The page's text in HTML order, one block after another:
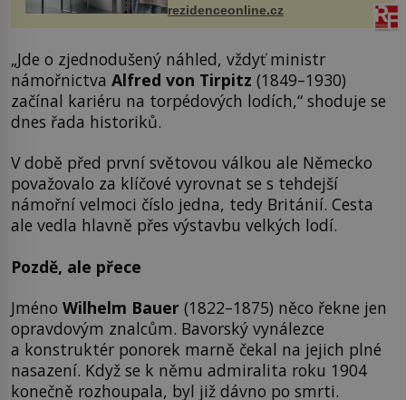
proutku...
rezidenceonline.cz
„Jde o zjednodušený náhled, vždyť ministr
námořnictva Alfred von Tirpitz (1849–1930)
začínal kariéru na torpédových lodích,“ shoduje se
dnes řada historiků.
V době před první světovou válkou ale Německo
považovalo za klíčové vyrovnat se s tehdejší
námořní velmoci číslo jedna, tedy Británií. Cesta
ale vedla hlavně přes výstavbu velkých lodí.
Pozdě, ale přece
Jméno Wilhelm Bauer (1822–1875) něco řekne jen
opravdovým znalcům. Bavorský vynálezce
a konstruktér ponorek marně čekal na jejich plné
nasazení. Když se k němu admiralita roku 1904
konečně rozhoupala, byl již dávno po smrti.